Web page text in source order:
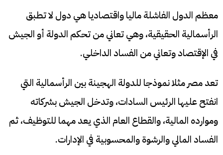
معظم الدول الفاشلة ماليا واقتصاديا هي دول لا تطبق
الرأسمالية الحقيقية، وهي تعاني من تحكم الدولة أو الجيش
في الإقتصاد وتعاني من الفساد الداخلي.
تعد مصر مثلا نموذجا للدولة الهجينة بين الرأسمالية التي
انفتح عليها الرئيس السادات، وتدخل الجيش بشركاته
وموارده المالية، والقطاع العام الذي يعد مهما للتوظيف، ثم
الفساد المالي والرشوة والمحسوبية في الإدارات.